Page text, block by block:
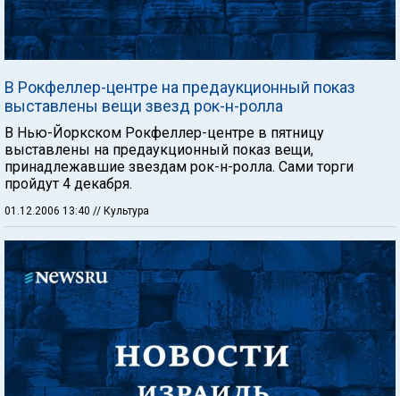
В Рокфеллер-центре на предаукционный показ
выставлены вещи звезд рок-н-ролла
В Нью-Йоркском Рокфеллер-центре в пятницу
выставлены на предаукционный показ вещи,
принадлежавшие звездам рок-н-ролла. Сами торги
пройдут 4 декабря.
01.12.2006 13:40 // Культура